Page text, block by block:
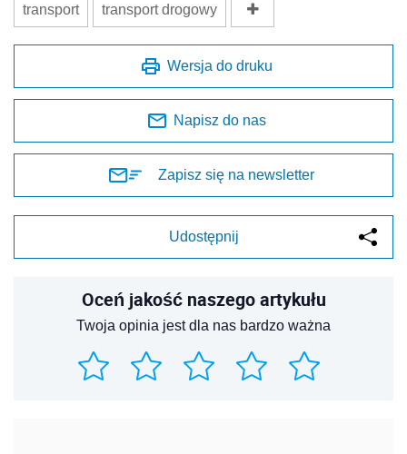
transport transport drogowy
Wersja do druku
Napisz do nas
Zapisz się na newsletter
Udostępnij
Oceń jakość naszego artykułu
Twoja opinia jest dla nas bardzo ważna